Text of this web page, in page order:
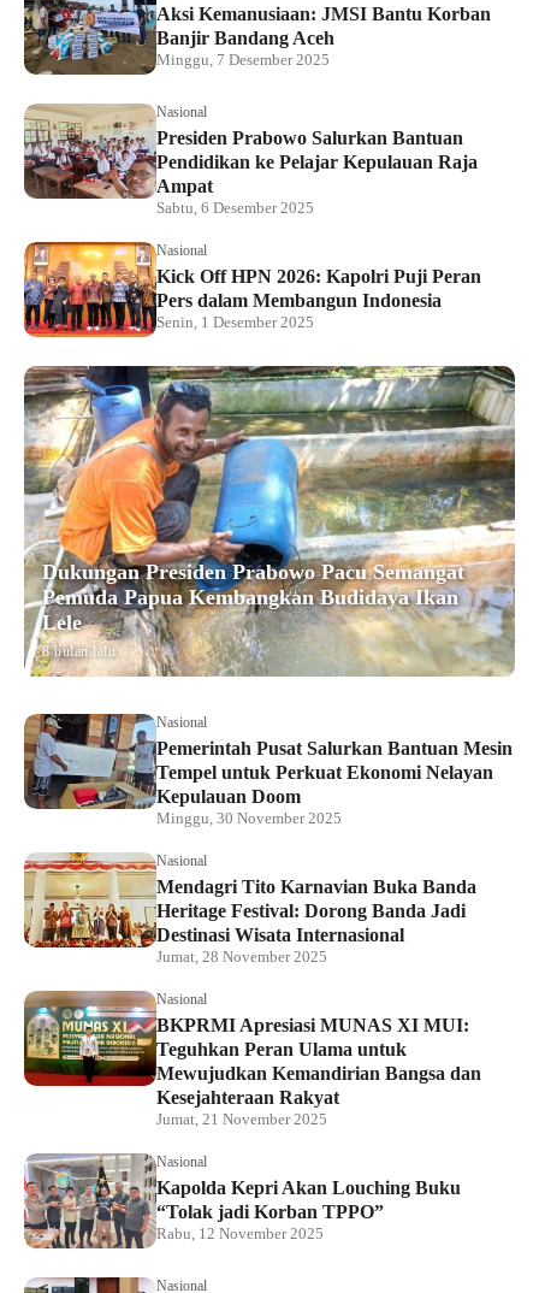
Aksi Kemanusiaan: JMSI Bantu Korban
Banjir Bandang Aceh
Minggu, 7 Desember 2025
Nasional
Presiden Prabowo Salurkan Bantuan
Pendidikan ke Pelajar Kepulauan Raja
Ampat
Sabtu, 6 Desember 2025
Nasional
Kick Off HPN 2026: Kapolri Puji Peran
Pers dalam Membangun Indonesia
Senin, 1 Desember 2025
Dukungan Presiden Prabowo Pacu Semangat
Pemuda Papua Kembangkan Budidaya Ikan
Lele
8 bulan lalu
Nasional
Pemerintah Pusat Salurkan Bantuan Mesin
Tempel untuk Perkuat Ekonomi Nelayan
Kepulauan Doom
Minggu, 30 November 2025
Nasional
Mendagri Tito Karnavian Buka Banda
Heritage Festival: Dorong Banda Jadi
Destinasi Wisata Internasional
Jumat, 28 November 2025
Nasional
BKPRMI Apresiasi MUNAS XI MUI:
Teguhkan Peran Ulama untuk
Mewujudkan Kemandirian Bangsa dan
Kesejahteraan Rakyat
Jumat, 21 November 2025
Nasional
Kapolda Kepri Akan Louching Buku
“Tolak jadi Korban TPPO”
Rabu, 12 November 2025
Nasional